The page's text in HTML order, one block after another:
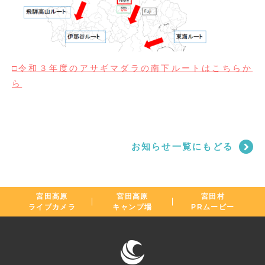
□令和３年度のアサギマダラの南下ルートはこちらか
ら
お知らせ一覧にもどる
宮田高原
ライブカメラ
宮田高原
キャンプ場
宮田村
PRムービー